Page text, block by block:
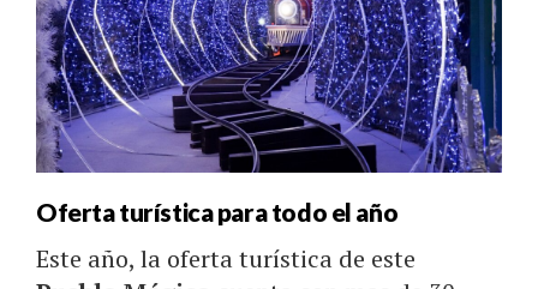
Oferta turística para todo el año
Este año, la oferta turística de este